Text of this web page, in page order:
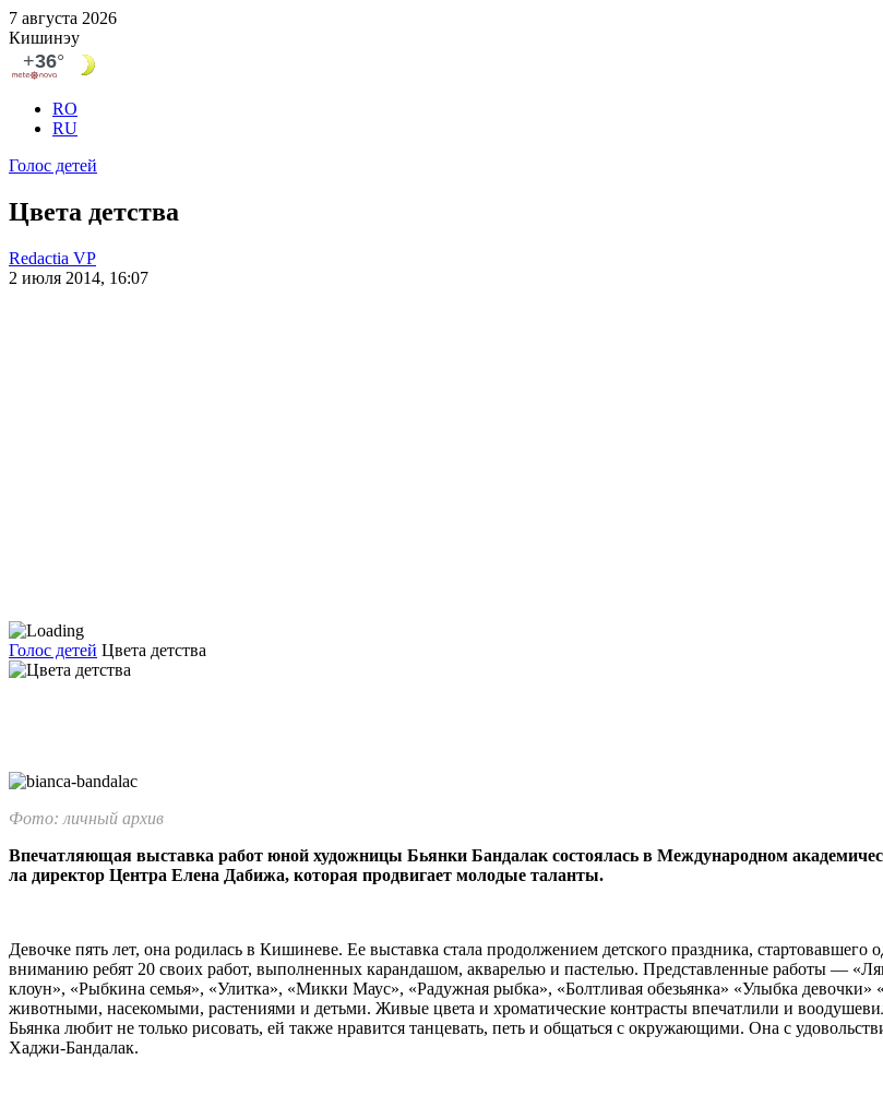
7 августа 2026
Кишинэу
RO
RU
Голос детей
Цвета детства
Redactia VP
2 июля 2014, 16:07
Голос детей Цвета детства
Фото: личный архив
Впечатляющая выставка ра­бот юной художницы Бьянки Бандалак состоялась в Между­народном
ла директор Центра Елена Да­бижа, которая продвигает моло­дые таланты.
Девочке пять лет, она родилась в Кишиневе. Ее вы­ставка стала продолжением детского праздника,
вниманию ребят 20 своих работ, выполненных ка­рандашом, акварелью и пасте­лью. Представленные работы —
клоун», «Рыб­кина семья», «Улитка», «Микки Маус», «Радужная рыбка», «Бол­тливая обезьянка» «Улыбка
животными, на­секомыми, растениями и детьми. Живые цвета и хроматические контрасты впечатлили и
Бьянка любит не толь­ко рисовать, ей также нравится танцевать, петь и общаться с ок­ружающими. Она с
Хаджи-Бандалак.